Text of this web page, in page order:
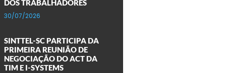
DOS TRABALHADORES
30/07/2026
SINTTEL-SC PARTICIPA DA
PRIMEIRA REUNIÃO DE
NEGOCIAÇÃO DO ACT DA
TIM E I-SYSTEMS